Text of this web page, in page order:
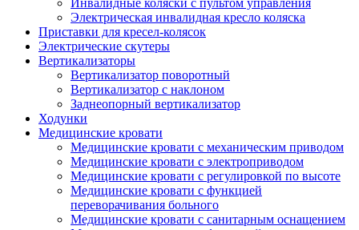
Инвалидные коляски с пультом управления
Электрическая инвалидная кресло коляска
Приставки для кресел-колясок
Электрические скутеры
Вертикализаторы
Вертикализатор поворотный
Вертикализатор с наклоном
Заднеопорный вертикализатор
Ходунки
Медицинские кровати
Медицинские кровати с механическим приводом
Медицинские кровати с электроприводом
Медицинские кровати с регулировкой по высоте
Медицинские кровати с функцией
переворачивания больного
Медицинские кровати с санитарным оснащением